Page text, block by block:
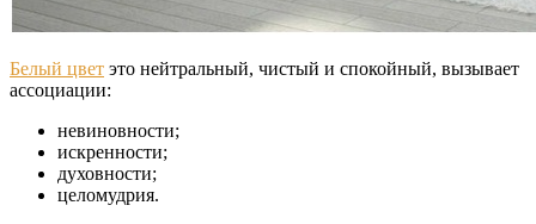
Белый цвет это нейтральный, чистый и спокойный, вызывает
ассоциации:
невиновности;
искренности;
духовности;
целомудрия.